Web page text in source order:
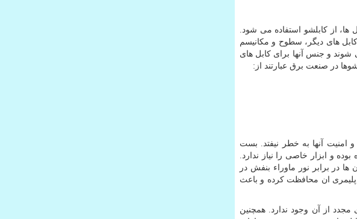
از کابلشو استفاده می شود.
های دیگر، سطوح و مکانیسم
شوند و جنس آنها برای کابل های
در صنعت برق عبارتند از:
امنیت آنها به خطر نیفتد. بست
و ابزار خاصی را نیاز ندارد.
در برابر نور ماوراء بنفش در
کربن سیاه می باشد تا از زنجیر پلیمری ان محافظت کرده و باعث
از آن وجود ندارد. همچنین